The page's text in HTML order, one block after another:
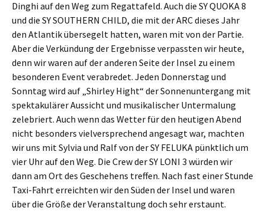
Dinghi auf den Weg zum Regattafeld. Auch die SY QUOKA 8
und die SY SOUTHERN CHILD, die mit der ARC dieses Jahr
den Atlantik übersegelt hatten, waren mit von der Partie.
Aber die Verkündung der Ergebnisse verpassten wir heute,
denn wir waren auf der anderen Seite der Insel zu einem
besonderen Event verabredet. Jeden Donnerstag und
Sonntag wird auf „Shirley Hight“ der Sonnenuntergang mit
spektakulärer Aussicht und musikalischer Untermalung
zelebriert. Auch wenn das Wetter für den heutigen Abend
nicht besonders vielversprechend angesagt war, machten
wir uns mit Sylvia und Ralf von der SY FELUKA pünktlich um
vier Uhr auf den Weg. Die Crew der SY LONI 3 würden wir
dann am Ort des Geschehens treffen. Nach fast einer Stunde
Taxi-Fahrt erreichten wir den Süden der Insel und waren
über die Größe der Veranstaltung doch sehr erstaunt.